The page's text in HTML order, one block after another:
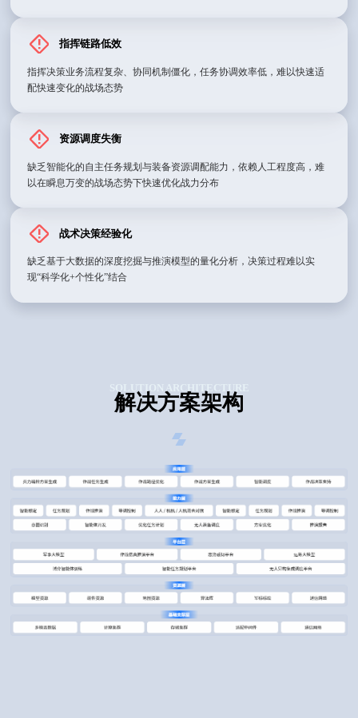
指挥链路低效
指挥决策业务流程复杂、协同机制僵化，任务协调效率低，难以快速适
配快速变化的战场态势
资源调度失衡
缺乏智能化的自主任务规划与装备资源调配能力，依赖人工程度高，难
以在瞬息万变的战场态势下快速优化战力分布
战术决策经验化
缺乏基于大数据的深度挖掘与推演模型的量化分析，决策过程难以实
现“科学化+个性化”结合
解决方案架构
SOLUTION ARCHITECTURE